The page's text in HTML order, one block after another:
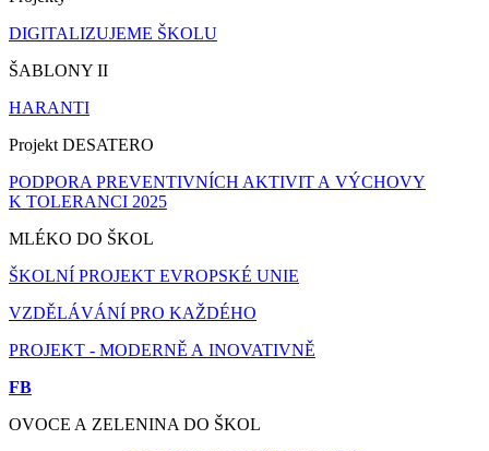
DIGITALIZUJEME ŠKOLU
ŠABLONY II
HARANTI
Projekt DESATERO
PODPORA PREVENTIVNÍCH AKTIVIT A VÝCHOVY
K TOLERANCI 2025
MLÉKO DO ŠKOL
ŠKOLNÍ PROJEKT EVROPSKÉ UNIE
VZDĚLÁVÁNÍ PRO KAŽDÉHO
PROJEKT - MODERNĚ A INOVATIVNĚ
FB
OVOCE A ZELENINA DO ŠKOL